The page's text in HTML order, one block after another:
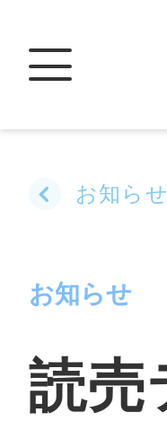
お知ら
お知らせ
読売
加